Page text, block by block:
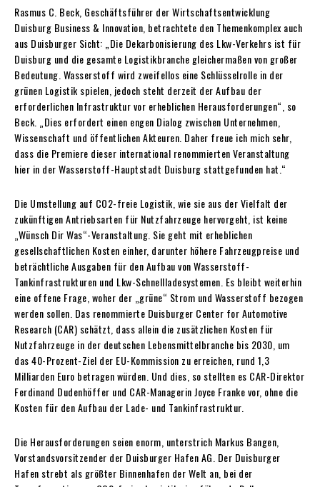
Rasmus C. Beck, Geschäftsführer der Wirtschaftsentwicklung
Duisburg Business & Innovation, betrachtete den Themenkomplex auch
aus Duisburger Sicht: „Die Dekarbonisierung des Lkw-Verkehrs ist für
Duisburg und die gesamte Logistikbranche gleichermaßen von großer
Bedeutung. Wasserstoff wird zweifellos eine Schlüsselrolle in der
grünen Logistik spielen, jedoch steht derzeit der Aufbau der
erforderlichen Infrastruktur vor erheblichen Herausforderungen“, so
Beck. „Dies erfordert einen engen Dialog zwischen Unternehmen,
Wissenschaft und öffentlichen Akteuren. Daher freue ich mich sehr,
dass die Premiere dieser international renommierten Veranstaltung
hier in der Wasserstoff-Hauptstadt Duisburg stattgefunden hat.“
Die Umstellung auf CO2-freie Logistik, wie sie aus der Vielfalt der
zukünftigen Antriebsarten für Nutzfahrzeuge hervorgeht, ist keine
„Wünsch Dir Was“-Veranstaltung. Sie geht mit erheblichen
gesellschaftlichen Kosten einher, darunter höhere Fahrzeugpreise und
beträchtliche Ausgaben für den Aufbau von Wasserstoff-
Tankinfrastrukturen und Lkw-Schnellladesystemen. Es bleibt weiterhin
eine offene Frage, woher der „grüne“ Strom und Wasserstoff bezogen
werden sollen. Das renommierte Duisburger Center for Automotive
Research (CAR) schätzt, dass allein die zusätzlichen Kosten für
Nutzfahrzeuge in der deutschen Lebensmittelbranche bis 2030, um
das 40-Prozent-Ziel der EU-Kommission zu erreichen, rund 1,3
Milliarden Euro betragen würden. Und dies, so stellten es CAR-Direktor
Ferdinand Dudenhöffer und CAR-Managerin Joyce Franke vor, ohne die
Kosten für den Aufbau der Lade- und Tankinfrastruktur.
Die Herausforderungen seien enorm, unterstrich Markus Bangen,
Vorstandsvorsitzender der Duisburger Hafen AG. Der Duisburger
Hafen strebt als größter Binnenhafen der Welt an, bei der